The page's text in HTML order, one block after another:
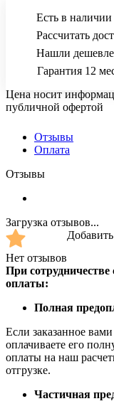
Есть в наличии
Рассчитать
Нашли
Гарантия 12
Цена носит
публичной офертой
Отзывы
Оплата
Отзывы
Загрузка отзывов...
Нет отзывов
При
оплаты:
Полная
Если заказанное
оплачиваете его
оплаты на наш
отгрузке.
Частичная